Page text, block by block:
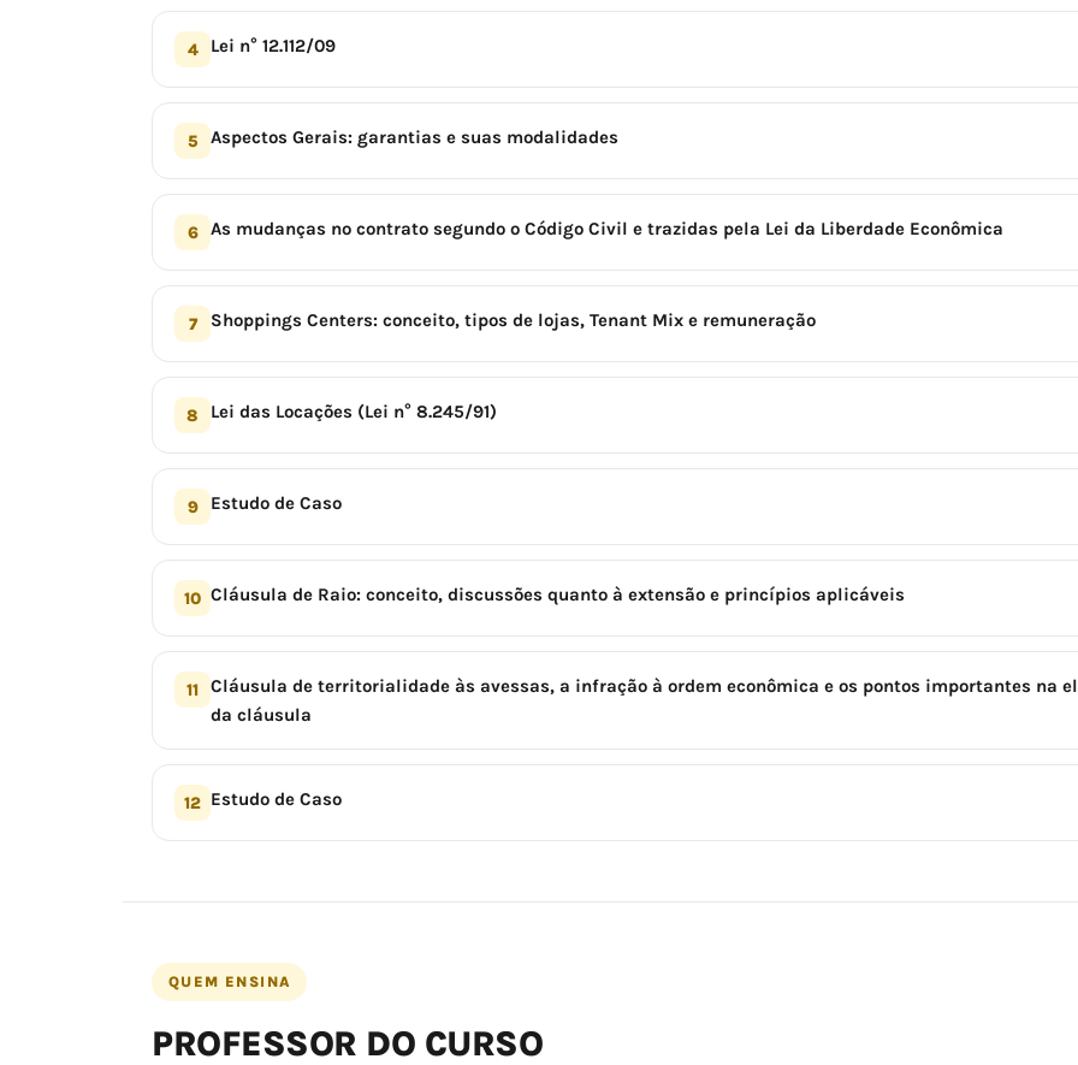
4 Lei n° 12.112/09
5 Aspectos Gerais: garantias e suas modalidades
6 As mudanças no contrato segundo o Código Civil e trazidas pela Lei da Liberdade Econômica
7 Shoppings Centers: conceito, tipos de lojas, Tenant Mix e remuneração
8 Lei das Locações (Lei n° 8.245/91)
9 Estudo de Caso
10 Cláusula de Raio: conceito, discussões quanto à extensão e princípios aplicáveis
11 Cláusula de territorialidade às avessas, a infração à ordem econômica e os pontos importantes na
da cláusula
12 Estudo de Caso
QUEM ENSINA
PROFESSOR DO CURSO